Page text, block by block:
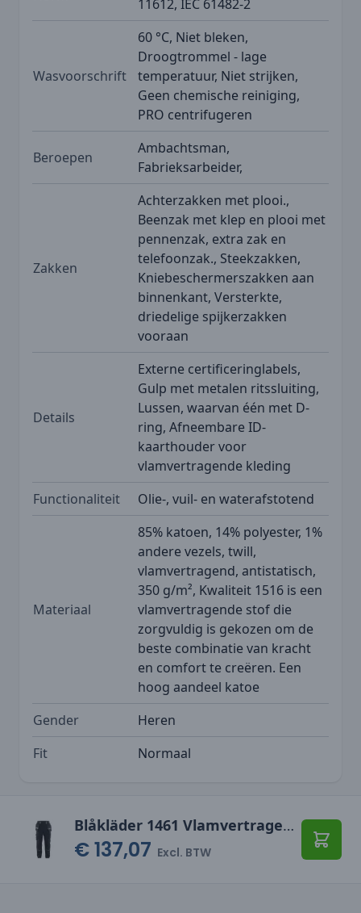
11612, IEC 61482-2
Wasvoorschrift
60 °C, Niet bleken,
Droogtrommel - lage
temperatuur, Niet strijken,
Geen chemische reiniging,
PRO centrifugeren
Beroepen
Ambachtsman,
Fabrieksarbeider,
Zakken
Achterzakken met plooi.,
Beenzak met klep en plooi met
pennenzak, extra zak en
telefoonzak., Steekzakken,
Kniebeschermerszakken aan
binnenkant, Versterkte,
driedelige spijkerzakken
vooraan
Details
Externe certificeringlabels,
Gulp met metalen ritssluiting,
Lussen, waarvan één met D-
ring, Afneembare ID-
kaarthouder voor
vlamvertragende kleding
Functionaliteit
Olie-, vuil- en waterafstotend
Materiaal
85% katoen, 14% polyester, 1%
andere vezels, twill,
vlamvertragend, antistatisch,
350 g/m², Kwaliteit 1516 is een
vlamvertragende stof die
zorgvuldig is gekozen om de
beste combinatie van kracht
en comfort te creëren. Een
hoog aandeel katoe
Gender
Heren
Fit
Normaal
Blåkläder 1461 Vlamvertragende werkbroek
€ 137,07 Excl. BTW